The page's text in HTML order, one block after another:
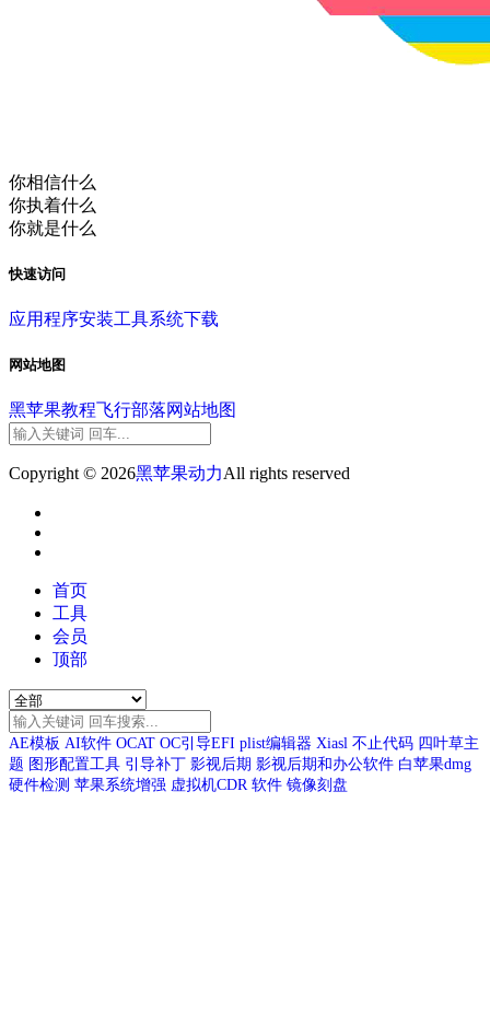
你相信什么
你执着什么
你就是什么
快速访问
应用程序安装工具系统下载
网站地图
黑苹果教程飞行部落网站地图
Copyright © 2026黑苹果动力All rights reserved
首页
工具
会员
顶部
AE模板 AI软件 OCAT OC引导EFI plist编辑器 Xiasl 不止代码 四叶草主
题 图形配置工具 引导补丁 影视后期 影视后期和办公软件 白苹果dmg
硬件检测 苹果系统增强 虚拟机CDR 软件 镜像刻盘